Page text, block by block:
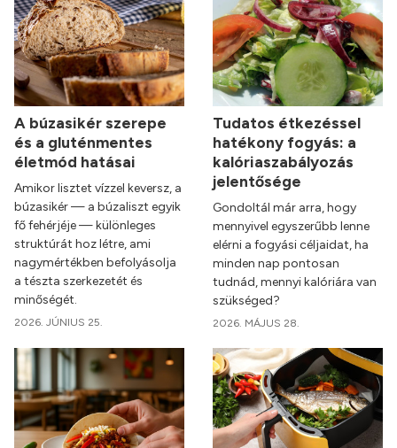
A búzasikér szerepe
és a gluténmentes
életmód hatásai
Amikor lisztet vízzel keversz, a
búzasikér — a búzaliszt egyik
fő fehérjéje — különleges
struktúrát hoz létre, ami
nagymértékben befolyásolja
a tészta szerkezetét és
minőségét.
2026. JÚNIUS 25.
Tudatos étkezéssel
hatékony fogyás: a
kalóriaszabályozás
jelentősége
Gondoltál már arra, hogy
mennyivel egyszerűbb lenne
elérni a fogyási céljaidat, ha
minden nap pontosan
tudnád, mennyi kalóriára van
szükséged?
2026. MÁJUS 28.